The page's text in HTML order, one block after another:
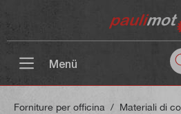
Menü
Forniture per officina / Materiali di